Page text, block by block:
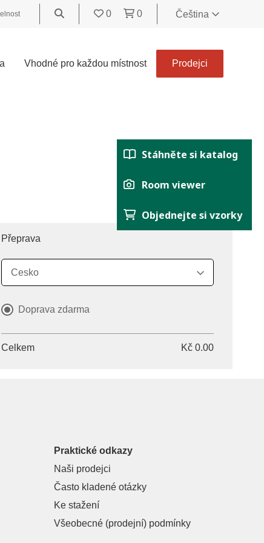
0 0
Čeština
United
Kingdom
Nederland
Français
Italiano
Svenska
Čeština
Vhodné pro každou místnost Prodejci
Přeprava
Země
Doprava zdarma
Celkem Kč 0.00
Stáhněte si katalog
Room viewer
Objednejte si vzorky
Praktické odkazy
Naši prodejci
Často kladené otázky
Ke stažení
Všeobecné (prodejní) podmínky